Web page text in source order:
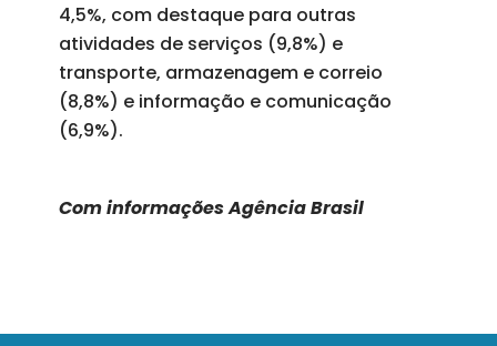
4,5%, com destaque para outras
atividades de serviços (9,8%) e
transporte, armazenagem e correio
(8,8%) e informação e comunicação
(6,9%).
Com informações Agência Brasil